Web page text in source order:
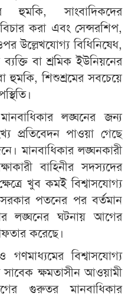
হুমকি, সাংবাদিকদের
করা এবং সেন্সরশিপ,
উল্লেখযোগ্য বিধিনিষেধ,
বা শ্রমিক ইউনিয়নের
হুমকি, শিশুশ্রমের সবচেয়ে
লঙ্ঘনের জন্য
প্রতিবেদন পাওয়া গেছে
মানবাধিকার লঙ্ঘনকারী
বাহিনীর সদস্যদের
খুব কমই বিশ্বাসযোগ্য
পতনের পর বর্তমান
লঙ্ঘনের ঘটনায় আগের
করেছে।
গণমাধ্যমের বিশ্বাসযোগ্য
ক্ষমতাসীন আওয়ামী
গুরুতর মানবাধিকার